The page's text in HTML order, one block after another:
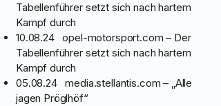
Tabellenführer setzt sich nach hartem
Kampf durch
10.08.24 opel-motorsport.com – Der
Tabellenführer setzt sich nach hartem
Kampf durch
05.08.24 media.stellantis.com – „Alle
jagen Pröglhöf“